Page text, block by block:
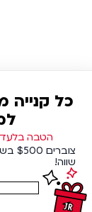
כל
הטבה
שווה!